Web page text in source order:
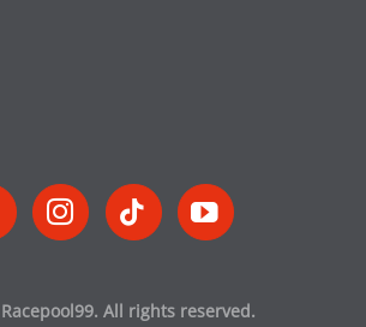
Racepool99. All rights reserved.